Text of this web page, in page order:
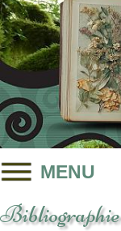
MENU
Bibliographie